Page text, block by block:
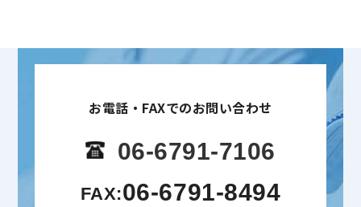
お電話・FAXでのお問い合わせ
06-6791-7106
FAX:06-6791-8494